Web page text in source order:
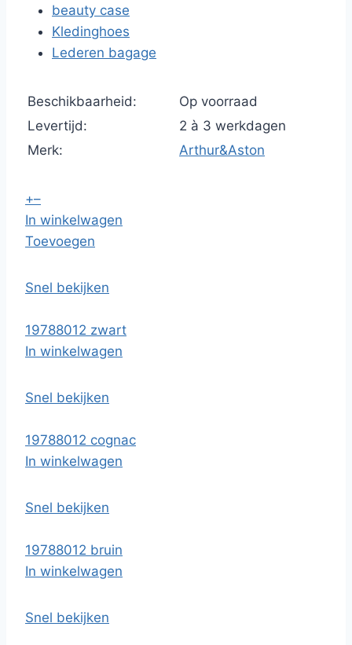
beauty case
Kledinghoes
Lederen bagage
Beschikbaarheid:
Op voorraad
Levertijd:
2 à 3 werkdagen
Merk:
Arthur&Aston
+–
In winkelwagen
Toevoegen
Snel bekijken
19788012 zwart
In winkelwagen
Snel bekijken
19788012 cognac
In winkelwagen
Snel bekijken
19788012 bruin
In winkelwagen
Snel bekijken